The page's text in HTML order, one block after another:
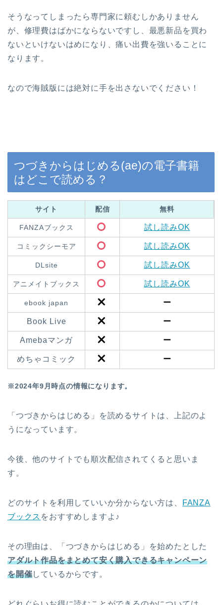
そうなってしまったら専門家に頼むしかありません
が、修理費はばかにならないですし、最悪新品を買わ
ないといけないはめになり、痛い出費を強いることに
なります。
なので海賊版には絶対に手を出さないでください！
つづきからはじめる(ae)の電子書籍
はどこで読める？
サイト 配信 無料
FANZAブックス 試し読みOK
コミックシーモア 試し読みOK
DLsite 試し読みOK
アニメイトブックス 試し読みOK
ebook japan ー
Book Live ー
Amebaマンガ ー
めちゃコミック ー
※2024年9月時点の情報になります。
「つづきからはじめる」を読めるサイトは、上記のよ
うになっています。
今後、他のサイトでも順次配信されてくると思いま
す。
どのサイトを利用していいか分からない方は、
FANZA
ブックス をおすすめしますよ♪
その理由は、「つづきからはじめる」を始めたとした
アダルト作品をまとめて安く購入できるキャンペーン
を開催しているからです。